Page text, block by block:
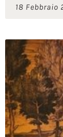
18 Febbraio